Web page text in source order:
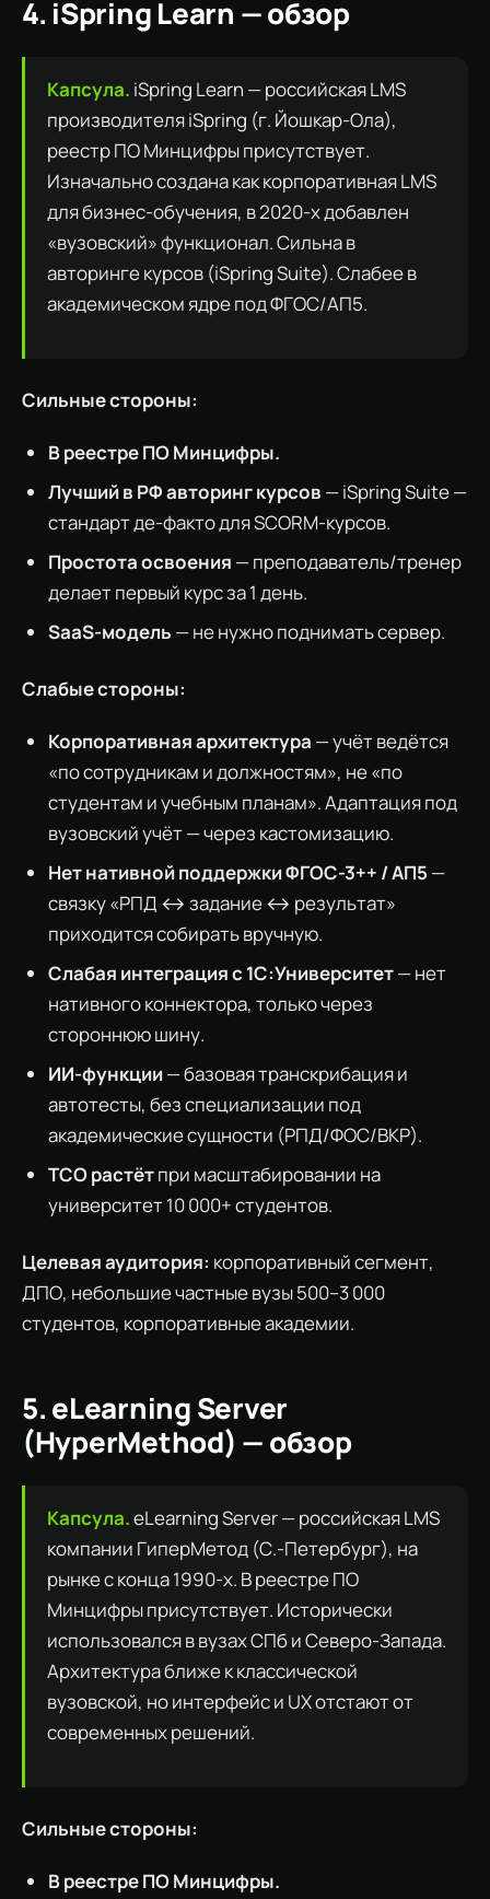
4. iSpring Learn — обзор
Капсула. iSpring Learn — российская LMS
производителя iSpring (г. Йошкар-Ола),
реестр ПО Минцифры присутствует.
Изначально создана как корпоративная LMS
для бизнес-обучения, в 2020-х добавлен
«вузовский» функционал. Сильна в
авторинге курсов (iSpring Suite). Слабее в
академическом ядре под ФГОС/АП5.
Сильные стороны:
В реестре ПО Минцифры.
Лучший в РФ авторинг курсов — iSpring Suite —
стандарт де-факто для SCORM-курсов.
Простота освоения — преподаватель/тренер
делает первый курс за 1 день.
SaaS-модель — не нужно поднимать сервер.
Слабые стороны:
Корпоративная архитектура — учёт ведётся
«по сотрудникам и должностям», не «по
студентам и учебным планам». Адаптация под
вузовский учёт — через кастомизацию.
Нет нативной поддержки ФГОС-3++ / АП5 —
связку «РПД ↔ задание ↔ результат»
приходится собирать вручную.
Слабая интеграция с 1С:Университет— нет
нативного коннектора, только через
стороннюю шину.
ИИ-функции— базовая транскрибация и
автотесты, без специализации под
академические сущности (РПД/ФОС/ВКР).
TCO растётпри масштабировании на
университет 10 000+ студентов.
Целевая аудитория: корпоративный сегмент,
ДПО, небольшие частные вузы 500–3 000
студентов, корпоративные академии.
5. eLearning Server
(HyperMethod) — обзор
Капсула.eLearning Server — российская LMS
компании ГиперМетод (С.-Петербург), на
рынке с конца 1990-х. В реестре ПО
Минцифры присутствует. Исторически
использовался в вузах СПб и Северо-Запада.
Архитектура ближе к классической
вузовской, но интерфейс и UX отстают от
современных решений.
Сильные стороны:
В реестре ПО Минцифры.